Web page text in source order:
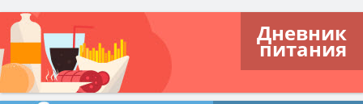
Дневник
питания